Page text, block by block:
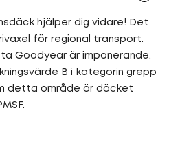
hjälper dig vidare! Det
för regional transport.
Goodyear är imponerande.
B i kategorin grepp
detta område är däcket